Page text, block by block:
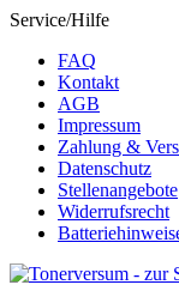
Service/Hilfe
FAQ
Kontakt
AGB
Impressum
Zahlung &
Datenschutz
Stellenangebote
Widerrufsrecht